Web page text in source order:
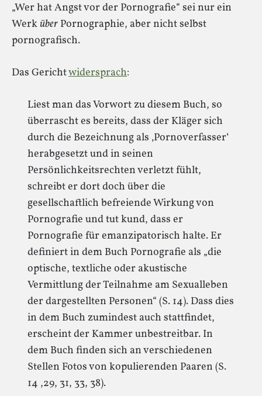
„Wer hat Angst vor der Pornografie“ sei nur ein
Werk über Pornographie, aber nicht selbst
pornografisch.
Das Gerichtwidersprach:
Liest man das Vorwort zu diesem Buch, so
überrascht es bereits, dass der Kläger sich
durch die Bezeichnung als ‚Pornoverfasser‘
herabgesetzt und in seinen
Persönlichkeitsrechten verletzt fühlt,
schreibt er dort doch über die
gesellschaftlich befreiende Wirkung von
Pornografie und tut kund, dass er
Pornografie für emanzipatorisch halte. Er
definiert in dem Buch Pornografie als „die
optische, textliche oder akustische
Vermittlung der Teilnahme am Sexualleben
der dargestellten Personen“ (S. 14). Dass dies
in dem Buch zumindest auch stattfindet,
erscheint der Kammer unbestreitbar. In
dem Buch finden sich an verschiedenen
Stellen Fotos von kopulierenden Paaren (S.
14 ,29, 31, 33, 38).